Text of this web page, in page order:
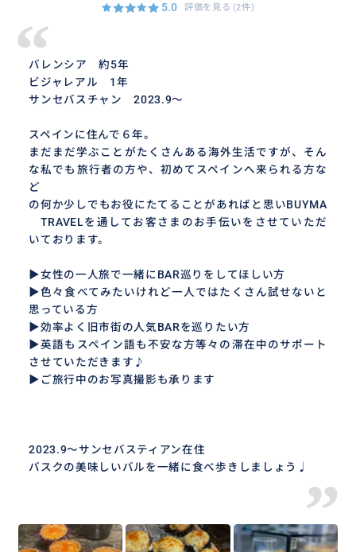
5.0 評価を見る (2件)
“
バレンシア 約5年
ビジャレアル 1年
サンセバスチャン 2023.9〜
スペインに住んで６年。
まだまだ学ぶことがたくさんある海外生活ですが、そん
な私でも旅行者の方や、初めてスペインへ来られる方な
ど
の何か少しでもお役にたてることがあればと思いBUYMA
TRAVELを通してお客さまのお手伝いをさせていただ
いております。
▶女性の一人旅で一緒にBAR巡りをしてほしい方
▶色々食べてみたいけれど一人ではたくさん試せないと
思っている方
▶効率よく旧市街の人気BARを巡りたい方
▶英語もスペイン語も不安な方等々の滞在中のサポート
させていただきます♪
▶ご旅行中のお写真撮影も承ります
2023.9〜サンセバスティアン在住
バスクの美味しいバルを一緒に食べ歩きしましょう♩
”